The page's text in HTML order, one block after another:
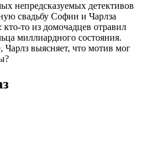
непредсказуемых детективов
свадьбу Софии и Чарлза
кто-то из домочадцев отравил
миллиардного состояния.
Чарлз выясняет, что мотив мог